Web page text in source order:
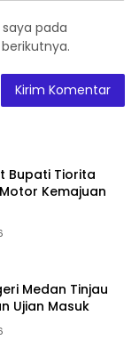
pada
Bupati Tiorita
Kemajuan
Medan Tinjau
Ujian Masuk